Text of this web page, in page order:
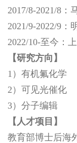
2017/8-2021/8：
2021/9-2022/9：
2022/10-至今：
【研究方向】
1）有机氟化学
2）可见光催化
3）分子编辑
【人才项目】
教育部博士后海